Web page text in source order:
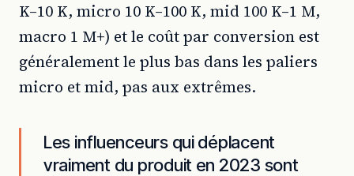
K–10 K, micro 10 K–100 K, mid 100 K–1 M,
macro 1 M+) et le coût par conversion est
généralement le plus bas dans les paliers
micro et mid, pas aux extrêmes.
Les influenceurs qui déplacent
vraiment du produit en 2023 sont